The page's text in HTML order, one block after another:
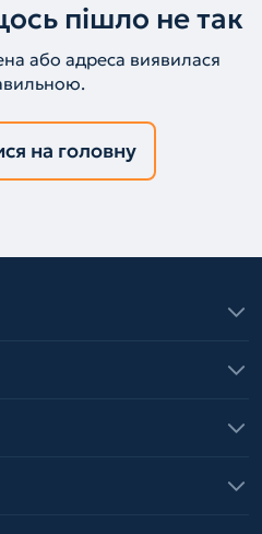
пішло не так
або адреса виявилася
на головну